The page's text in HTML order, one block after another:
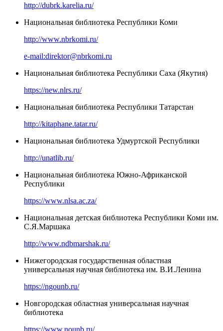
http://dubrk.karelia.ru/
Национальная библиотека Республики Коми
http://www.nbrkomi.ru/
e-mail:direktor@nbrkomi.ru
Национальная библиотека Республики Саха (Якутия)
https://new.nlrs.ru/
Национальная библиотека Республики Татарстан
http://kitaphane.tatar.ru/
Национальная библиотека Удмуртской Республики
http://unatlib.ru/
Национальная библиотека Южно-Африканской
Республики
https://www.nlsa.ac.za/
Национальная детская библиотека Республики Коми им.
С.Я.Маршака
http://www.ndbmarshak.ru/
Нижегородская государственная областная
универсальная научная библиотека им. В.И.Ленина
https://ngounb.ru/
Новгородская областная универсальная научная
библиотека
https://www.nounb.ru/